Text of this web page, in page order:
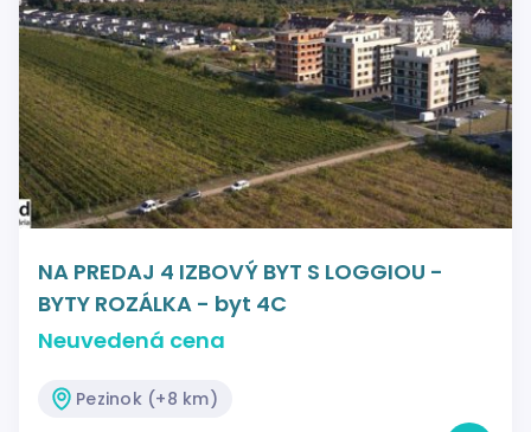
NA PREDAJ 4 IZBOVÝ BYT S LOGGIOU -
BYTY ROZÁLKA - byt 4C
Neuvedená cena
Pezinok (+8 km)